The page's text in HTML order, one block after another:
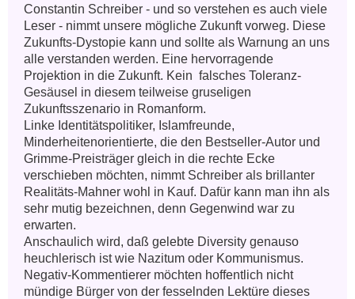
Constantin Schreiber - und so verstehen es auch viele
Leser - nimmt unsere mögliche Zukunft vorweg. Diese
Zukunfts-Dystopie kann und sollte als Warnung an uns
alle verstanden werden. Eine hervorragende
Projektion in die Zukunft. Kein  falsches Toleranz-
Gesäusel in diesem teilweise gruseligen
Zukunftsszenario in Romanform.
Linke Identitätspolitiker, Islamfreunde,
Minderheitenorientierte, die den Bestseller-Autor und
Grimme-Preisträger gleich in die rechte Ecke
verschieben möchten, nimmt Schreiber als brillanter
Realitäts-Mahner wohl in Kauf. Dafür kann man ihn als
sehr mutig bezeichnen, denn Gegenwind war zu
erwarten.
Anschaulich wird, daß gelebte Diversity genauso
heuchlerisch ist wie Nazitum oder Kommunismus.
Negativ-Kommentierer möchten hoffentlich nicht
mündige Bürger von der fesselnden Lektüre dieses